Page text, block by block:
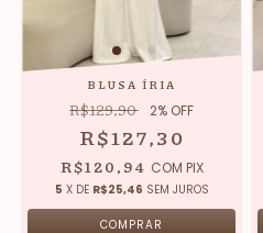
BLUSA ÍRIA
R$129,90 2% OFF
R$127,30
R$120,94 COM PIX
5 X DE R$25,46 SEM JUROS
COMPRAR